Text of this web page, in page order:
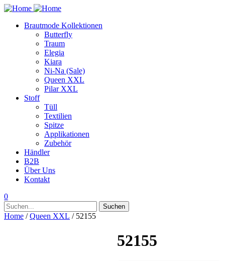
Brautmode Kollektionen
Butterfly
Traum
Elegia
Kiara
Ni-Na (Sale)
Queen XXL
Pilar XXL
Stoff
Tüll
Textilien
Spitze
Applikationen
Zubehör
Händler
B2B
Über Uns
Kontakt
0
Suchen
nach:
Suchen
Home /Queen XXL / 52155
52155